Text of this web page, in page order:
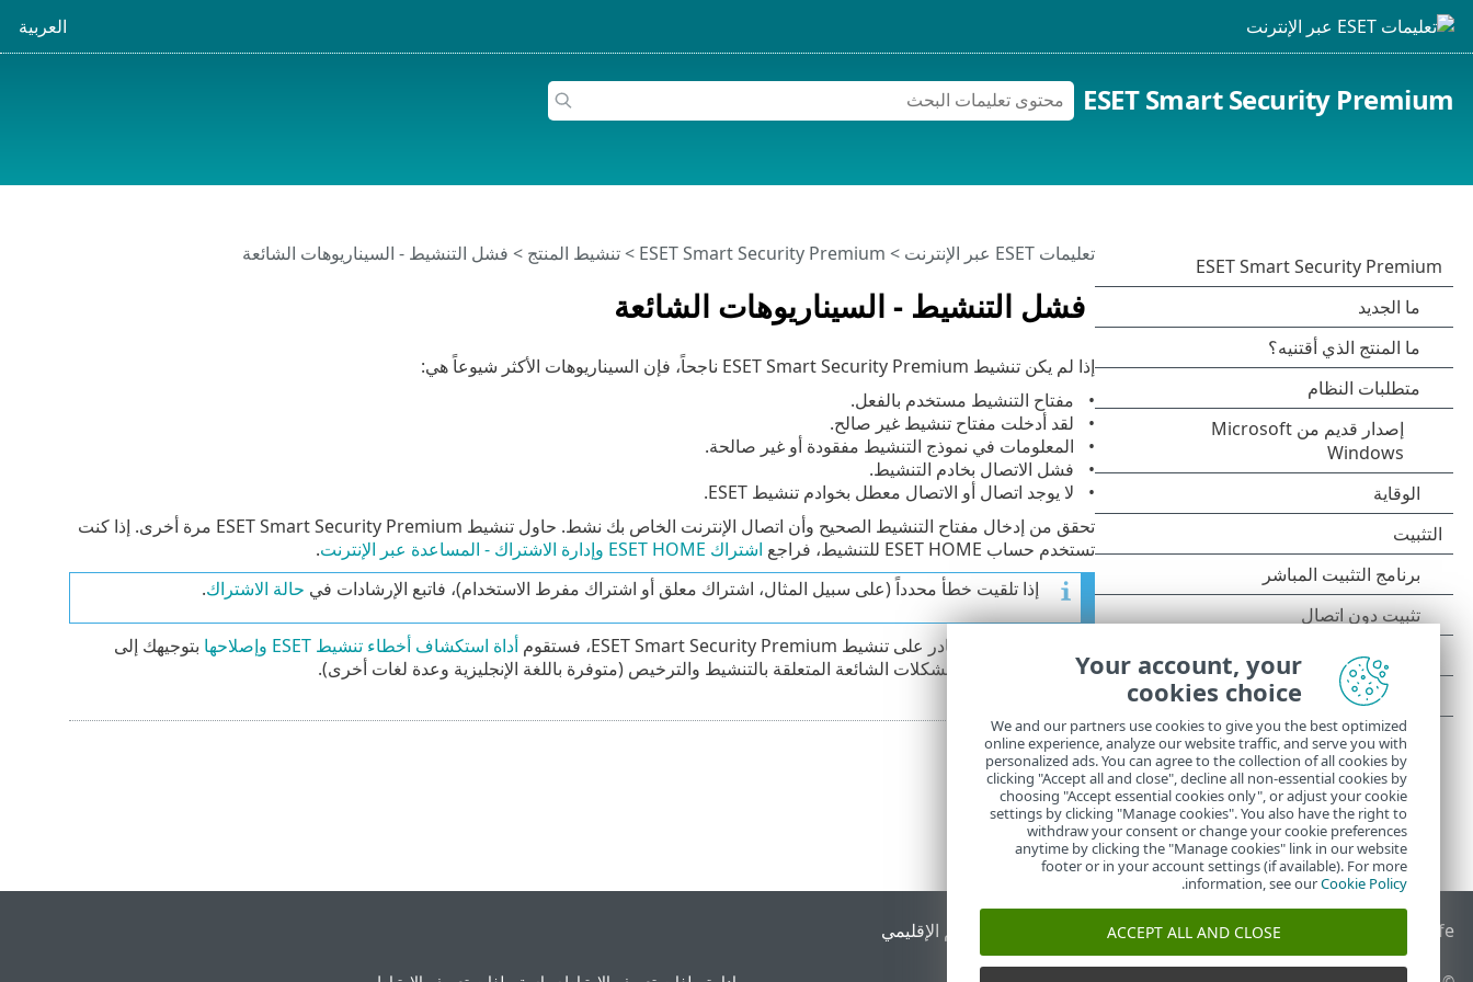
العربية
ESET Smart Security Premium
فشل التنشيط - السيناريوهات الشائعة
تعليمات ESET عبر الإنترنت >
ESET Smart Security Premium
>تنشيط المنتج > فشل التنشيط - السيناريوهات الشائعة
إذا لم يكن تنشيط ESET Smart Security Premium ناجحاً، فإن السيناريوهات الأكثر شيوعاً هي:
مفتاح التنشيط مستخدم بالفعل.
لقد أدخلت مفتاح تنشيط غير صالح.
المعلومات في نموذج التنشيط مفقودة أو غير صالحة.
فشل الاتصال بخادم التنشيط.
لا يوجد اتصال أو الاتصال معطل بخوادم تنشيط ESET.
تحقق من إدخال مفتاح التنشيط الصحيح وأن اتصال الإنترنت الخاص بك نشط. حاول تنشيط ESET Smart Security Premium مرة أخرى. إذا كنت
تستخدم حساب ESET HOME للتنشيط، فراجع
اشتراك ESET HOME وإدارة الاشتراك - المساعدة عبر الإنترنت
.
إذا تلقيت خطأ محدداً (على سبيل المثال، اشتراك معلق أو اشتراك مفرط الاستخدام)، فاتبع الإرشادات في حالة الاشتراك.
إذا كنت لا تزال غير قادر على تنشيط ESET Smart Security Premium، فستقوم أداة استكشاف أخطاء تنشيط ESET وإصلاحها
بتوجيهك إلى
الأسئلة والأخطاء والمشكلات الشائعة المتعلقة بالتنشيط والترخيص (متوفرة باللغة الإنجليزية وعدة لغات أخرى).
End of Life قاعدة معارف ESET منتدى ESET ESET Status Portal الدعم الإقليمي
Your account, your
cookies choice
We and our partners use cookies to give you the best optimized
online experience, analyze our website traffic, and serve you with
personalized ads. You can agree to the collection of all cookies by
clicking "Accept all and close", decline all non-essential cookies by
choosing "Accept essential cookies only", or adjust your cookie
settings by clicking "Manage cookies". You also have the right to
withdraw your consent or change your cookie preferences
anytime by clicking the "Manage cookies" link in our website
footer or in your account settings (if available). For more
information, see ourCookie Policy
.
ACCEPT ALL AND CLOSE